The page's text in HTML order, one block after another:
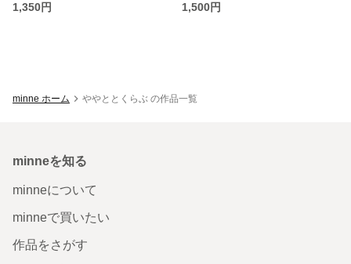
1,350円 1,500円
minne ホーム ややととくらぶ の作品一覧
minneを知る
minneについて
minneで買いたい
作品をさがす